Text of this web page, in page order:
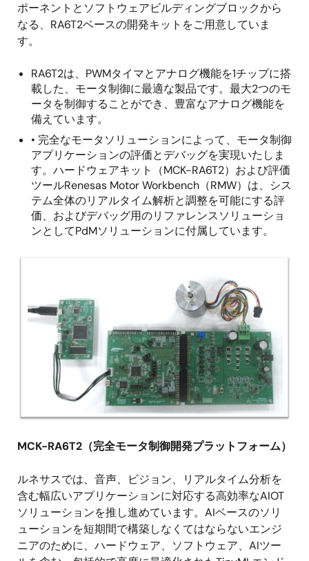
ポーネントとソフトウェアビルディングブロックから
なる、RA6T2ベースの開発キットをご用意していま
す。
RA6T2は、PWMタイマとアナログ機能を1チップに搭
載した、モータ制御に最適な製品です。最大2つのモ
ータを制御することができ、豊富なアナログ機能を
備えています。
• 完全なモータソリューションによって、モータ制御
アプリケーションの評価とデバッグを実現いたしま
す。ハードウェアキット（MCK-RA6T2）および評価
ツールRenesas Motor Workbench（RMW）は、シス
テム全体のリアルタイム解析と調整を可能にする評
価、およびデバッグ用のリファレンスソリューショ
ンとしてPdMソリューションに付属しています。
MCK-RA6T2（完全モータ制御開発プラットフォーム）
ルネサスでは、音声、ビジョン、リアルタイム分析を
含む幅広いアプリケーションに対応する高効率なAIOT
ソリューションを推し進めています。AIベースのソリ
ューションを短期間で構築しなくてはならないエンジ
ニアのために、ハードウェア、ソフトウェア、AIツー